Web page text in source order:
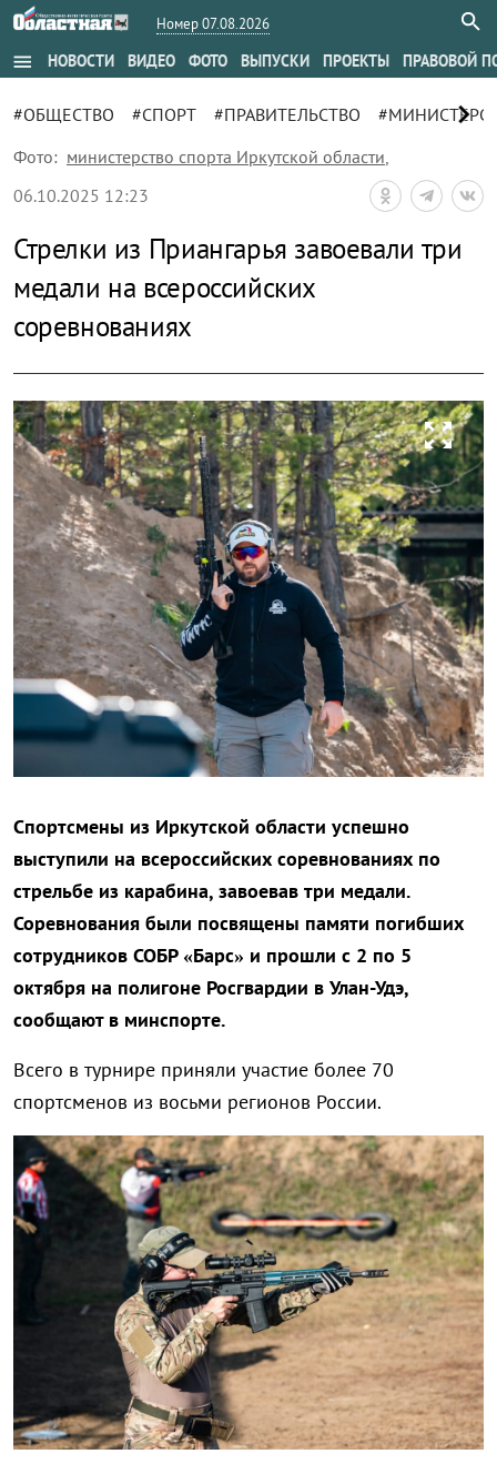
Номер 07.08.2026
menu НОВОСТИ ВИДЕО ФОТО ВЫПУСКИ ПРОЕКТЫ ПРАВОВОЙ
#ОБЩЕСТВО #СПОРТ #ПРАВИТЕЛЬСТВО chevron_right
Фото: министерство спорта Иркутской области,
06.10.2025 12:23
Стрелки из Приангарья завоевали три
медали на всероссийских
соревнованиях
zoom_out_map
Спортсмены из Иркутской области успешно
выступили на всероссийских соревнованиях по
стрельбе из карабина, завоевав три медали.
Соревнования были посвящены памяти погибших
сотрудников СОБР «Барс» и прошли с 2 по 5
октября на полигоне Росгвардии в Улан-Удэ,
сообщают в минспорте.
Всего в турнире приняли участие более 70
спортсменов из восьми регионов России.